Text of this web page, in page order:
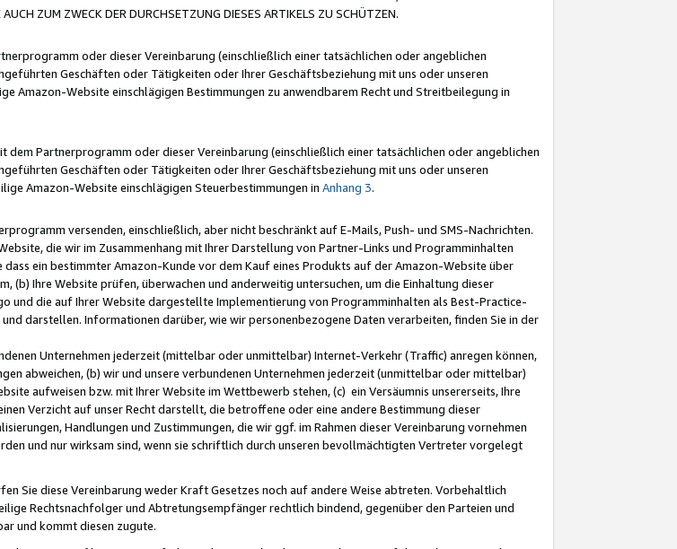
ZUM ZWECK DER DURCHSETZUNG DIESES ARTIKELS ZU SCHÜTZEN.
oder dieser Vereinbarung (einschließlich einer tatsächlichen oder angeblichen
Geschäften oder Tätigkeiten oder Ihrer Geschäftsbeziehung mit uns oder unseren
Amazon-Website einschlägigen Bestimmungen zu anwendbarem Recht und Streitbeilegung in
Partnerprogramm oder dieser Vereinbarung (einschließlich einer tatsächlichen oder angeblichen
Geschäften oder Tätigkeiten oder Ihrer Geschäftsbeziehung mit uns oder unseren
Amazon-Website einschlägigen Steuerbestimmungen in Anhang 3.
versenden, einschließlich, aber nicht beschränkt auf E-Mails, Push- und SMS-Nachrichten.
die wir im Zusammenhang mit Ihrer Darstellung von Partner-Links und Programminhalten
ein bestimmter Amazon-Kunde vor dem Kauf eines Produkts auf der Amazon-Website über
Ihre Website prüfen, überwachen und anderweitig untersuchen, um die Einhaltung dieser
und die auf Ihrer Website dargestellte Implementierung von Programminhalten als Best-Practice-
darstellen. Informationen darüber, wie wir personenbezogene Daten verarbeiten, finden Sie in der
Unternehmen jederzeit (mittelbar oder unmittelbar) Internet-Verkehr (Traffic) anregen können,
abweichen, (b) wir und unsere verbundenen Unternehmen jederzeit (unmittelbar oder mittelbar)
aufweisen bzw. mit Ihrer Website im Wettbewerb stehen, (c) ein Versäumnis unsererseits, Ihre
Verzicht auf unser Recht darstellt, die betroffene oder eine andere Bestimmung dieser
Handlungen und Zustimmungen, die wir ggf. im Rahmen dieser Vereinbarung vornehmen
und nur wirksam sind, wenn sie schriftlich durch unseren bevollmächtigten Vertreter vorgelegt
Sie diese Vereinbarung weder Kraft Gesetzes noch auf andere Weise abtreten. Vorbehaltlich
Rechtsnachfolger und Abtretungsempfänger rechtlich bindend, gegenüber den Parteien und
und kommt diesen zugute.